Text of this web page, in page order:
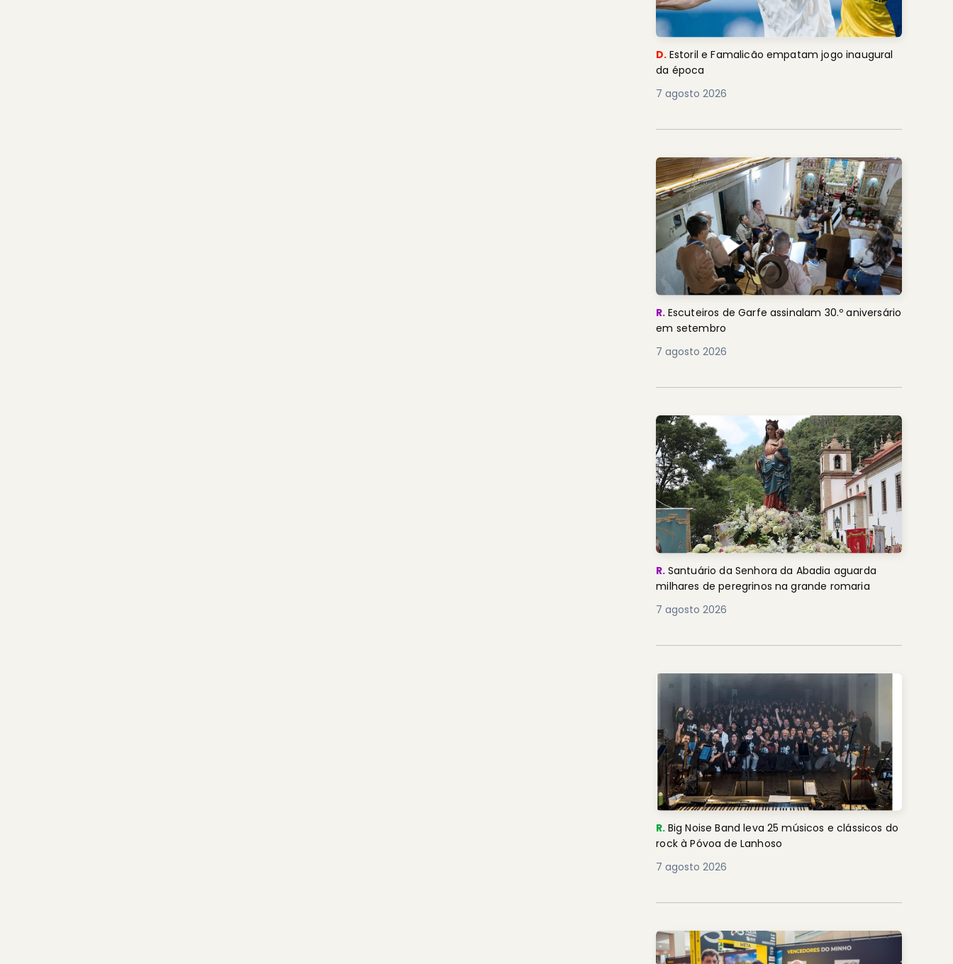
D. Estoril e Famalicão empatam jogo inaugural
da época
7 agosto 2026
R. Escuteiros de Garfe assinalam 30.º aniversário
em setembro
7 agosto 2026
R. Santuário da Senhora da Abadia aguarda
milhares de peregrinos na grande romaria
7 agosto 2026
R. Big Noise Band leva 25 músicos e clássicos do
rock à Póvoa de Lanhoso
7 agosto 2026